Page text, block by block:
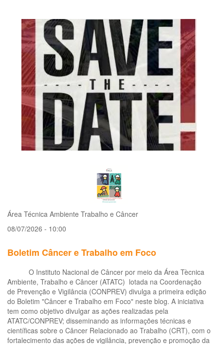
Área Técnica Ambiente Trabalho e Câncer
08/07/2026 - 10:00
Boletim Câncer e Trabalho em Foco
O Instituto Nacional de Câncer por meio da Área Tècnica
Ambiente, Trabalho e Câncer (ATATC) lotada na Coordenação
de Prevenção e Vigilância (CONPREV) divulga a primeira edição
do Boletim "Câncer e Trabalho em Foco" neste blog. A iniciativa
tem como objetivo divulgar as ações realizadas pela
ATATC/CONPREV; disseminando as informações técnicas e
científicas sobre o Câncer Relacionado ao Trabalho (CRT), com o
fortalecimento das ações de vigilância, prevenção e promoção da